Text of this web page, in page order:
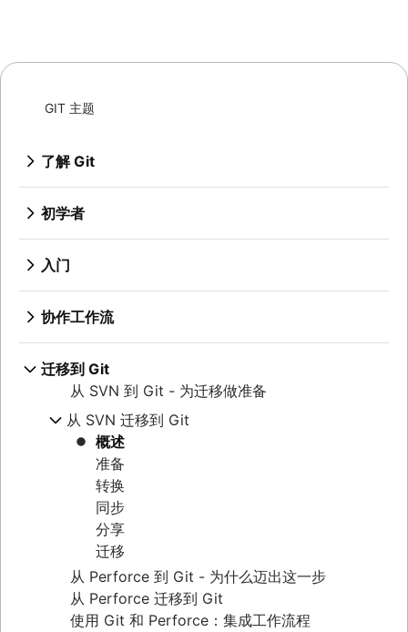
GIT 主题
了解 Git
Git 命令
了解 Bitbucket Cloud 的 Git
初学者
什么是版本控制
安装 Git
Git SSH
Git 归档
GitOps
Git 速查表
入门
设置代码库
概述
git init
git clone
git config
git alias
保存变更 (Git add)
概述
git commit
git diff
Git Stash
.gitignore
检查代码库
概述
Git tag
git blame
撤消更改
概述
git clean
git revert
git reset
git rm
重写历史记录
概述
git rebase
git reflog
协作工作流
同步 (Git remote)
概述
git fetch
git push
git pull
创建拉取请求
使用分支 (Git branch)
概述
git checkout
git merge
合并冲突项
合并策略
比较工作流
概述
功能分支工作流
Git 流工作流
创建新拷贝工作流
迁移到 Git
从 SVN 到 Git - 为迁移做准备
从 SVN 迁移到 Git
概述
准备
转换
同步
分享
迁移
从 Perforce 到 Git - 为什么迈出这一步
从 Perforce 迁移到 Git
使用 Git 和 Perforce：集成工作流程